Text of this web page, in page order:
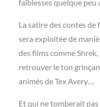
faiblesses quelque peu
La satire des contes
sera exploitée de
des films comme
retrouver le ton
animés de Tex Avery…
Et qui ne tomberait pas